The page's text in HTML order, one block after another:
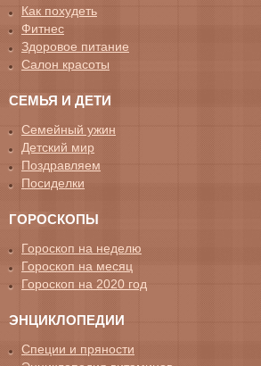
Как похудеть
Фитнес
Здоровое питание
Салон красоты
СЕМЬЯ И ДЕТИ
Семейный ужин
Детский мир
Поздравляем
Посиделки
ГОРОСКОПЫ
Гороскоп на неделю
Гороскоп на месяц
Гороскоп на 2020 год
ЭНЦИКЛОПЕДИИ
Специи и пряности